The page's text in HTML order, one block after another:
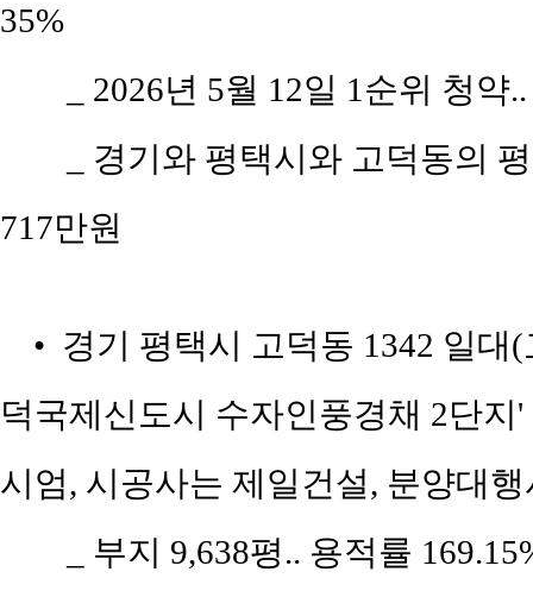
35%
_ 2026년 5월 12일 1순위 청
_ 경기와 평택시와 고덕동의
717만원
• 경기 평택시 고덕동 1342 일대
덕국제신도시 수자인풍경채 2단
시엄, 시공사는 제일건설, 분양대
_ 부지 9,638평.. 용적률